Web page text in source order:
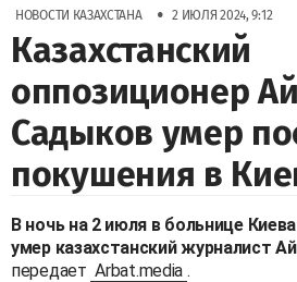
НОВОСТИ КАЗАХСТАНА • 2 ИЮЛЯ 2024, 9:12
Казахстанский
оппозиционер
Садыков умер
покушения в
В ночь на 2 июля в больнице
умер казахстанский журналист
передает Arbat.media .